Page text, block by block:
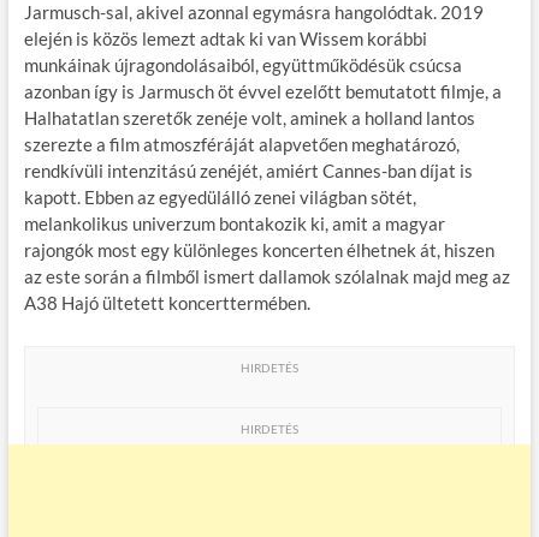
Jarmusch-sal, akivel azonnal egymásra hangolódtak. 2019
elején is közös lemezt adtak ki van Wissem korábbi
munkáinak újragondolásaiból, együttműködésük csúcsa
azonban így is Jarmusch öt évvel ezelőtt bemutatott filmje, a
Halhatatlan szeretők zenéje volt, aminek a holland lantos
szerezte a film atmoszféráját alapvetően meghatározó,
rendkívüli intenzitású zenéjét, amiért Cannes-ban díjat is
kapott. Ebben az egyedülálló zenei világban sötét,
melankolikus univerzum bontakozik ki, amit a magyar
rajongók most egy különleges koncerten élhetnek át, hiszen
az este során a filmből ismert dallamok szólalnak majd meg az
A38 Hajó ültetett koncerttermében.
HIRDETÉS
HIRDETÉS